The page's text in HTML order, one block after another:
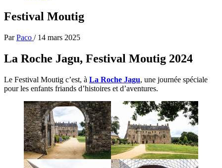
Festival Moutig
ParPaco / 14 mars 2025
La Roche Jagu, Festival Moutig 2024
Le Festival Moutig c’est, à La Roche Jagu, une journée spéciale
pour les enfants friands d’histoires et d’aventures.